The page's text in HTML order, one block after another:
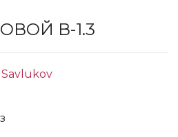
В-1.3
Savlukov